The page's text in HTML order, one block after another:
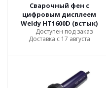
Сварочный фен с
цифровым дисплеем
Weldy HT1600D (встык)
Доступен под заказ
Доставка с 17 августа